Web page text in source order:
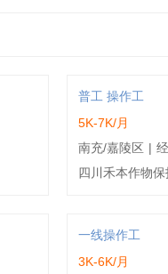
普工 操作工
5K-7K/月
南充/嘉陵区 |
四川禾本作物保
一线操作工
3K-6K/月